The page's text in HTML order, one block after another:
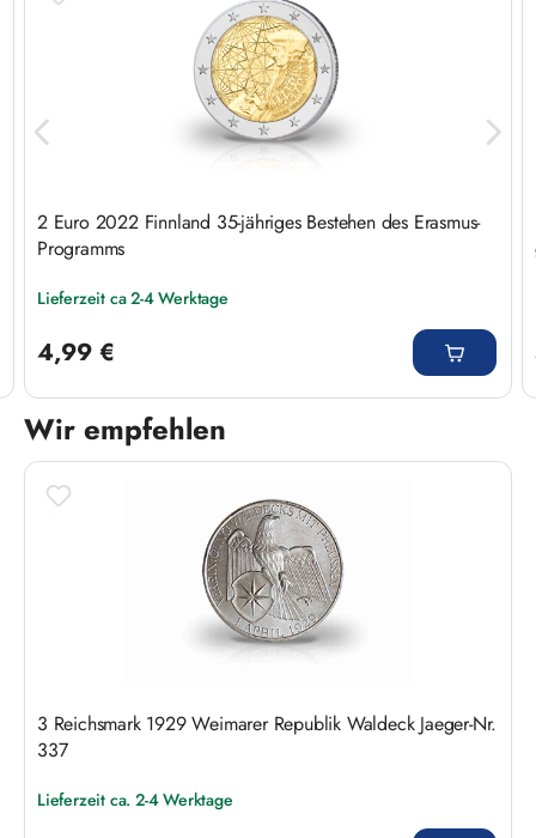
2 Euro 2022 Finnland 35-jähriges Bestehen des Erasmus-
Programms
Lieferzeit ca 2-4 Werktage
4,99 €
Wir empfehlen
Produktgalerie überspringen
3 Reichsmark 1929 Weimarer Republik Waldeck Jaeger-Nr.
337
Lieferzeit ca. 2-4 Werktage